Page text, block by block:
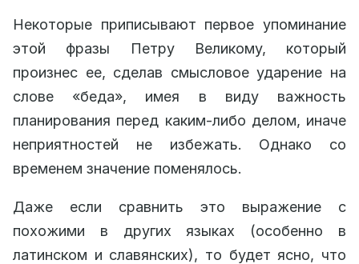
Некоторые приписывают первое упоминание
этой фразы Петру Великому, который
произнес ее, сделав смысловое ударение на
слове «беда», имея в виду важность
планирования перед каким-либо делом, иначе
неприятностей не избежать. Однако со
временем значение поменялось.
Даже если сравнить это выражение с
похожими в других языках (особенно в
латинском и славянских), то будет ясно, что